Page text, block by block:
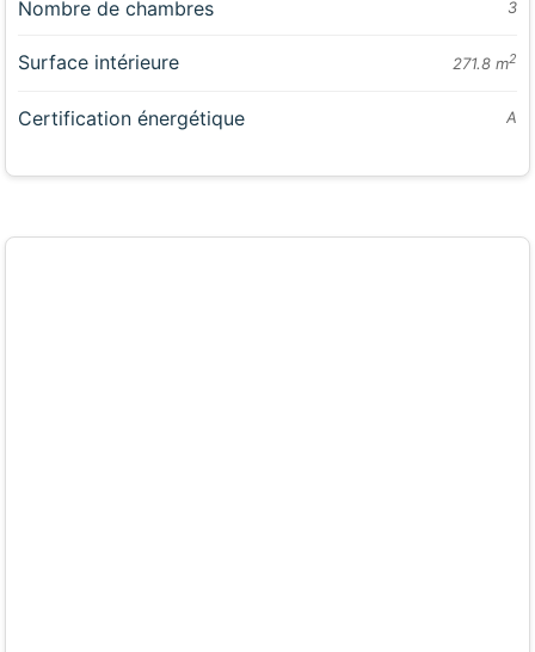
Nombre de chambres 3
Surface intérieure 271.8 m2
Certification énergétique A